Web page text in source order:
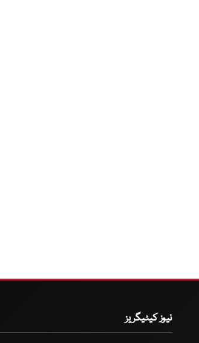
نیوز کیٹیگریز